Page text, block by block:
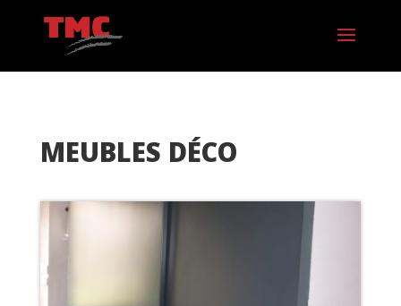
MEUBLES DÉCO